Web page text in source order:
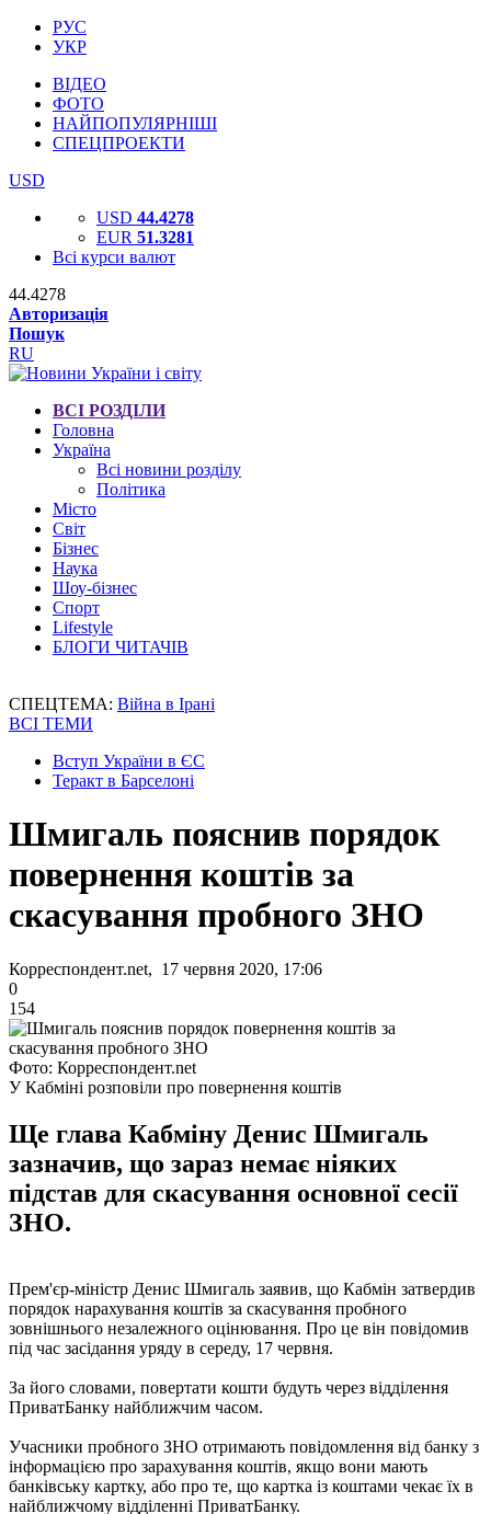
РУС
УКР
ВІДЕО
ФОТО
НАЙПОПУЛЯРНІШІ
СПЕЦПРОЕКТИ
USD
USD 44.4278
EUR 51.3281
Всі курси валют
44.4278
Авторизація
Пошук
RU
ВСІ РОЗДІЛИ
Головна
Україна
Всі новини розділу
Політика
Місто
Світ
Бізнес
Наука
Шоу-бізнес
Спорт
Lifestyle
БЛОГИ ЧИТАЧІВ
СПЕЦТЕМА: Війна в Ірані
ВСІ ТЕМИ
Вступ України в ЄС
Теракт в Барселоні
Шмигаль пояснив порядок
повернення коштів за
скасування пробного ЗНО
Корреспондент.net, 17 червня 2020, 17:06
0
154
Фото: Корреспондент.net
У Кабміні розповіли про повернення коштів
Ще глава Кабміну Денис Шмигаль
зазначив, що зараз немає ніяких
підстав для скасування основної сесії
ЗНО.
Прем'єр-міністр Денис Шмигаль заявив, що Кабмін затвердив
порядок нарахування коштів за скасування пробного
зовнішнього незалежного оцінювання. Про це він повідомив
під час засідання уряду в середу, 17 червня.
За його словами, повертати кошти будуть через відділення
ПриватБанку найближчим часом.
Учасники пробного ЗНО отримають повідомлення від банку з
інформацією про зарахування коштів, якщо вони мають
банківську картку, або про те, що картка із коштами чекає їх в
найближчому відділенні ПриватБанку.